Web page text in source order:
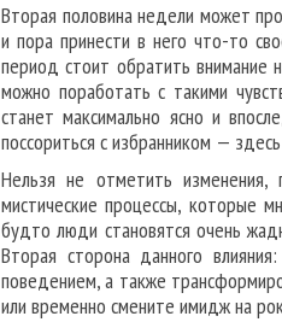
Вторая половина недели может
и пора принести в него что-то
период стоит обратить внимание
можно поработать с такими
станет максимально ясно и
поссориться с избранником —
Нельзя не отметить
мистические процессы, которые
будто люди становятся очень
Вторая сторона данного
поведением, а также
или временно смените имидж на